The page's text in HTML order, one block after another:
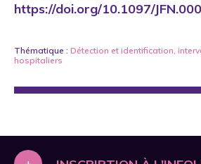
https://doi.org/10.1097/
Thématique : Détection et identification,
hospitaliers